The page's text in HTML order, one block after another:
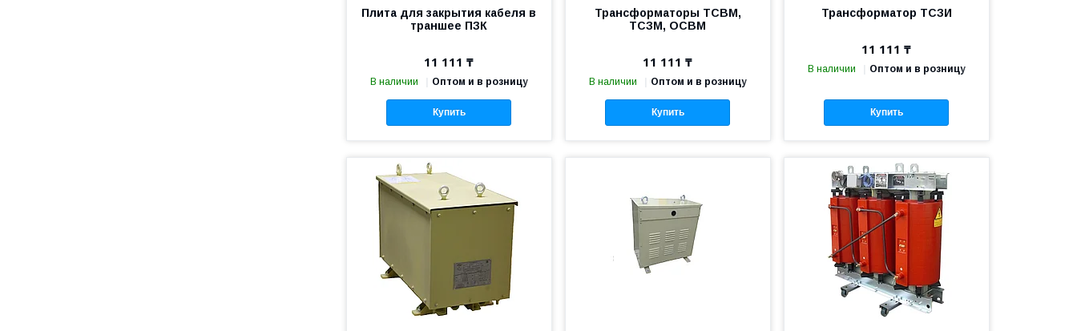
Плита для закрытия кабеля в
траншее ПЗК
11 111 ₸
В наличии Оптом и в розницу
Купить
Трансформаторы ТСВМ,
ТСЗМ, ОСВМ
11 111 ₸
В наличии Оптом и в розницу
Купить
Трансформатор ТСЗИ
11 111 ₸
В наличии Оптом и в розницу
Купить